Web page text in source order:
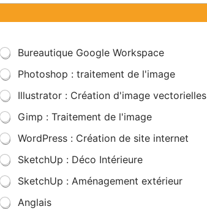
Bureautique Google Workspace
Photoshop : traitement de l'image
Illustrator : Création d'image vectorielles
Gimp : Traitement de l'image
WordPress : Création de site internet
SketchUp : Déco Intérieure
SketchUp : Aménagement extérieur
Anglais